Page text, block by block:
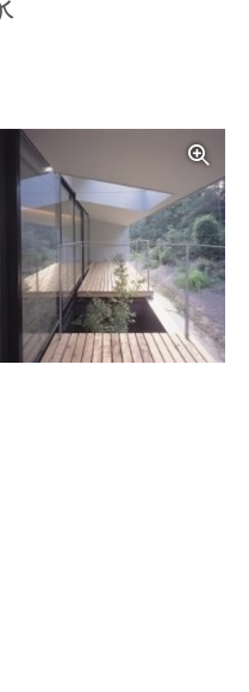
真を拡大する